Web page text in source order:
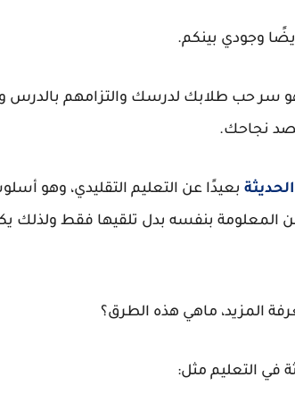
وجودي بينكم.
هو سر حب طلابك لدرسك والتزامهم
نجاحك.
بعيدًا عن التعليم التقليدي، وهو
المعلومة بنفسه بدل تلقيها فقط ولذلك
المزيد، ماهي هذه الطرق؟
في التعليم مثل: